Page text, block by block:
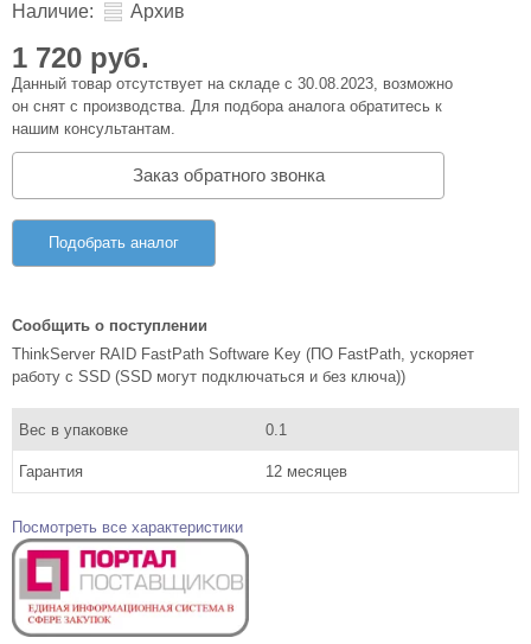
Наличие: Архив
1 720 руб.
Данный товар отсутствует на складе с 30.08.2023, возможно
он снят с производства. Для подбора аналога обратитесь к
нашим консультантам.
Заказ обратного звонка
Подобрать аналог
Сообщить о поступлении
ThinkServer RAID FastPath Software Key (ПО FastPath, ускоряет
работу с SSD (SSD могут подключаться и без ключа))
Вес в упаковке 0.1
Гарантия 12 месяцев
Посмотреть все характеристики